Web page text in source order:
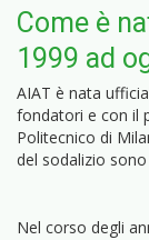
Come è
1999 ad
AIAT è nata
fondatori e con il
Politecnico di
del sodalizio
Nel corso degli